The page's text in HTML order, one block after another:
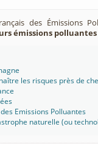
des Émissions
émissions polluantes
les risques près de
Emissions Polluantes
naturelle (ou